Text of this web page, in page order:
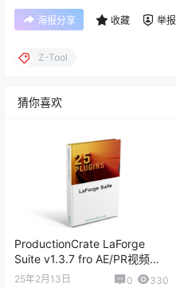
海报分享 收藏 举报
Z-Tool
猜你喜欢
ProductionCrate LaForge
Suite v1.3.7 fro AE/PR视频特
效插件包
25年2月13日 0 330